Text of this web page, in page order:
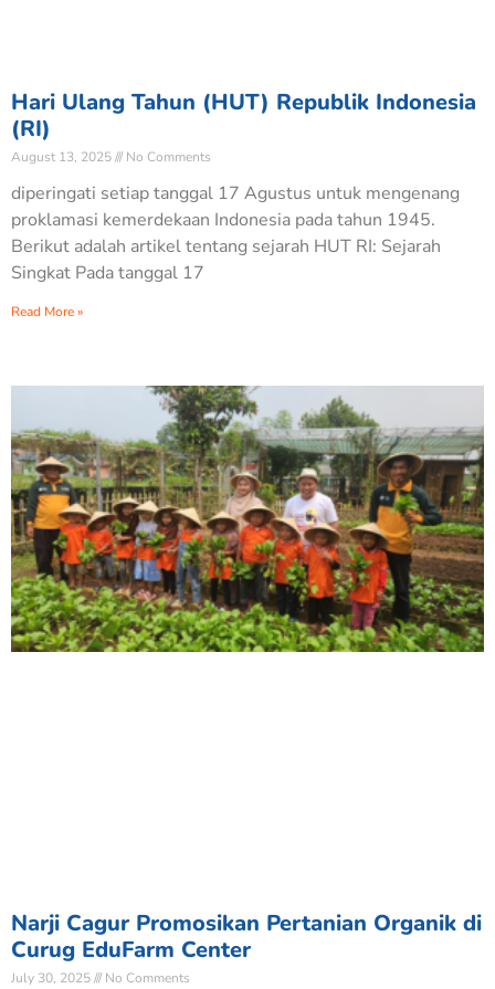
Hari Ulang Tahun (HUT) Republik Indonesia
(RI)
August 13, 2025 No Comments
diperingati setiap tanggal 17 Agustus untuk mengenang
proklamasi kemerdekaan Indonesia pada tahun 1945.
Berikut adalah artikel tentang sejarah HUT RI: Sejarah
Singkat Pada tanggal 17
Read More »
Narji Cagur Promosikan Pertanian Organik di
Curug EduFarm Center
July 30, 2025 No Comments